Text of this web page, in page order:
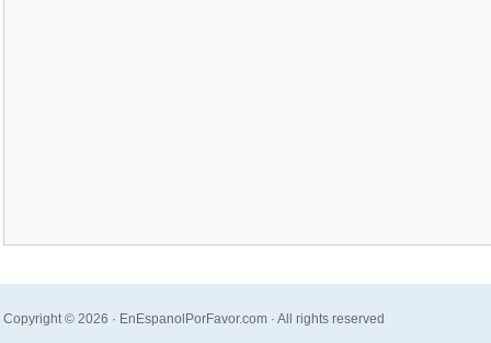
Copyright © 2026 · EnEspanolPorFavor.com · All rights reserved